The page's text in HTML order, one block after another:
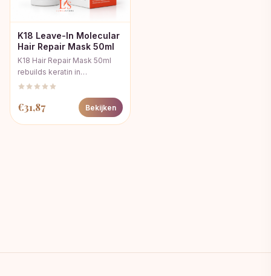
K18 Leave-In Molecular
Hair Repair Mask 50ml
K18 Hair Repair Mask 50ml
rebuilds keratin in…
€31,87 Bekijken